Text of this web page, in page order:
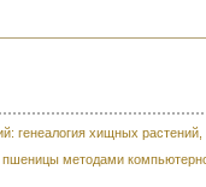
генеалогия хищных
пшеницы методами